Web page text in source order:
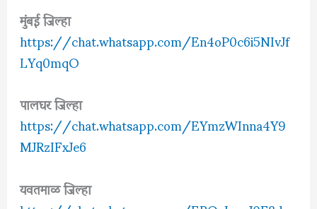
मुंबई जिल्हा
https://chat.whatsapp.com/En4oP0c6i5NIvJf
LYq0mqO
पालघर जिल्हा
https://chat.whatsapp.com/EYmzWInna4Y9
MJRzIFxJe6
यवतमाळ जिल्हा